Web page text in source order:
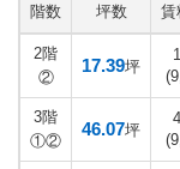
階数 坪数 賃
2階
②
17.39坪
3階
①②
46.07坪